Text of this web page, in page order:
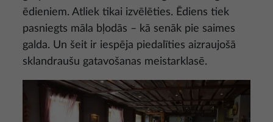
ēdieniem. Atliek tikai izvēlēties. Ēdiens tiek
pasniegts māla bļodās – kā senāk pie saimes
galda. Un šeit ir iespēja piedalīties aizraujošā
sklandraušu gatavošanas meistarklasē.